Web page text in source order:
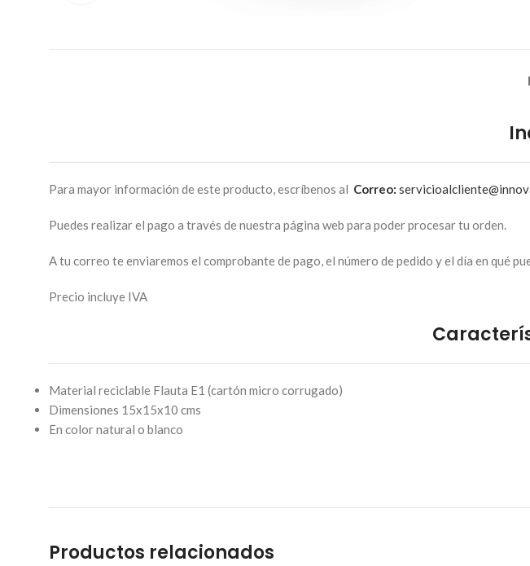
Para mayor información de este producto, escríbenos al Correo:
Puedes realizar el pago a través de nuestra página web para poder procesar tu orden.
A tu correo te enviaremos el comprobante de pago, el número de pedido y el día en qué
Precio incluye IVA
Material reciclable Flauta E1 (cartón micro corrugado)
Dimensiones 15x15x10 cms
En color natural o blanco
Productos relacionados